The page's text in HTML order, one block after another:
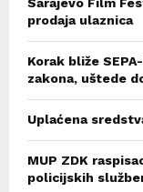
prodaja ulaznica
Korak bliže
zakona, uštede
Uplaćena
MUP ZDK
policijskih